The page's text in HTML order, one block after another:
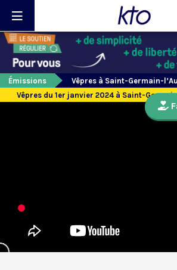
Émissions
Vêpres à Saint-Germain-
Vêpres du 1er janvier 2024 à Saint-